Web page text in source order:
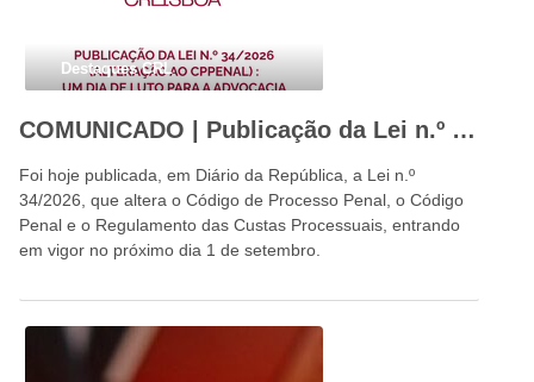
Destaques CRL
COMUNICADO | Publicação da Lei n.º 34/2026: um dia de luto para a advocacia portuguesa e para o Estado de Direito
Foi hoje publicada, em Diário da República, a Lei n.º
34/2026, que altera o Código de Processo Penal, o Código
Penal e o Regulamento das Custas Processuais, entrando
em vigor no próximo dia 1 de setembro.